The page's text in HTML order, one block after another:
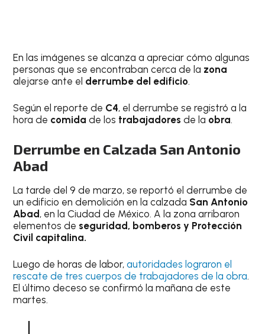
En las imágenes se alcanza a apreciar cómo algunas
personas que se encontraban cerca de la zona
alejarse ante el derrumbe del edificio.
Según el reporte de C4, el derrumbe se registró a la
hora de comidade los trabajadoresde la obra.
Derrumbe en Calzada San Antonio
Abad
La tarde del 9 de marzo, se reportó el derrumbe de
un edificio en demolición en la calzada San Antonio
Abad, en la Ciudad de México. A la zona arribaron
elementos de seguridad, bomberos y Protección
Civil capitalina.
Luego de horas de labor,autoridades lograron el
rescate de tres cuerpos de trabajadores de la obra.
El último deceso se confirmó la mañana de este
martes.